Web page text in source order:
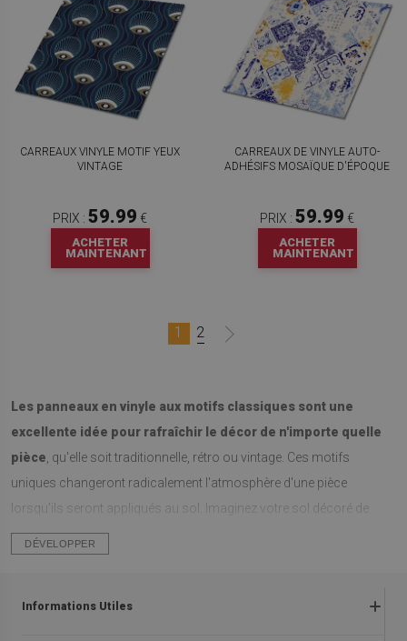
CARREAUX VINYLE MOTIF YEUX
VINTAGE
PRIX : 59.99 €
ACHETER
MAINTENANT
CARREAUX DE VINYLE AUTO-
ADHÉSIFS MOSAÏQUE D'ÉPOQUE
PRIX : 59.99 €
ACHETER
MAINTENANT
1 2
Les panneaux en vinyle aux motifs classiques sont une
excellente idée pour rafraîchir le décor de n'importe quelle
pièce , qu'elle soit traditionnelle, rétro ou vintage. Ces motifs
uniques changeront radicalement l'atmosphère d'une pièce
lorsqu'ils seront appliqués au sol. Imaginez votre sol décoré de
dalles en PVC auto-adhésives représentant l'un de ces motifs
classiques. Cela peut être très impressionnant.
Panneaux en vinyle polyvalents aux motifs
DÉVELOPPER
Informations Utiles